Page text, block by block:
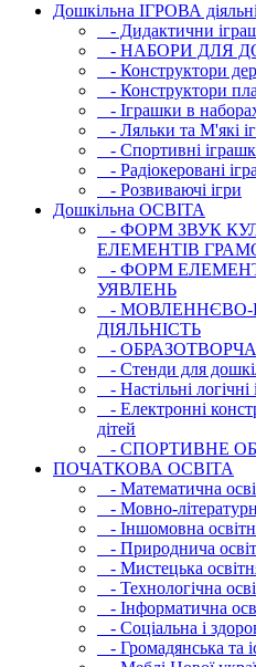
Дошкільна ІГРОВА
- Дидактични
- НАБОРИ ДЛЯ
- Конструктори
- Конструктори
- Іграшки в
- Ляльки та М'які
- Спортивні
- Радіокеровані
- Розвиваючі ігри
Дошкільна ОСВIТА
- ФОРМ ЗВУК
ЕЛЕМЕНТІВ
- ФОРМ
УЯВЛЕНЬ
- МОВЛЕННЄВО-
ДІЯЛЬНІСТЬ
- ОБРАЗОТВОРЧА
- Стенди для
- Настільні логічні
- Електронні
дітей
- СПОРТИВНЕ
ПОЧАТКОВА ОСВIТА
- Математична
- Мовно-
- Iншомовна
- Природнича
- Мистецька
- Технологічна
- Інфopматична
- Соціальна і
- Громадянська та